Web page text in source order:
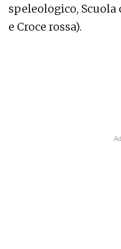
speleologico, Scuola
e Croce rossa).